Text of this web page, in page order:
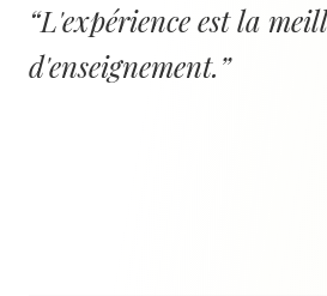
“L'expérience est la
d'enseignement.”